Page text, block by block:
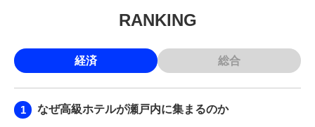
RANKING
経済 総合
なぜ高級ホテルが瀬戸内に集まるのか